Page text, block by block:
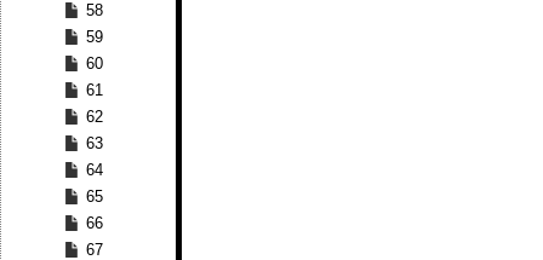
58
59
60
61
62
63
64
65
66
67